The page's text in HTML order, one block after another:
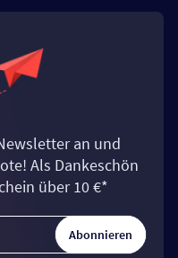
an und
Als Dankeschön
über 10 €*
Abonnieren